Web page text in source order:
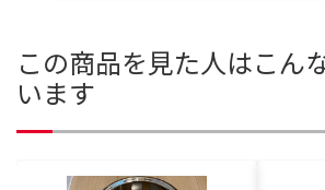
この商品を見た人はこん
います